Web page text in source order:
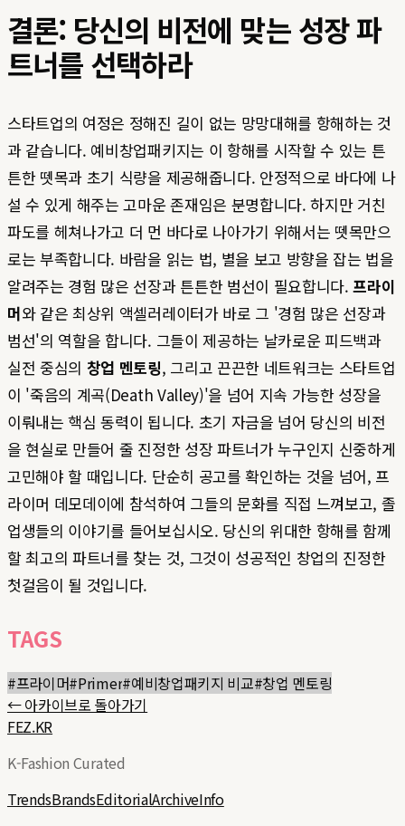
결론: 당신의 비전에 맞는 성장 파
트너를 선택하라
스타트업의 여정은 정해진 길이 없는 망망대해를 항해하는 것
과 같습니다. 예비창업패키지는 이 항해를 시작할 수 있는 튼
튼한 뗏목과 초기 식량을 제공해줍니다. 안정적으로 바다에 나
설 수 있게 해주는 고마운 존재임은 분명합니다. 하지만 거친
파도를 헤쳐나가고 더 먼 바다로 나아가기 위해서는 뗏목만으
로는 부족합니다. 바람을 읽는 법, 별을 보고 방향을 잡는 법을
알려주는 경험 많은 선장과 튼튼한 범선이 필요합니다.프라이
머와 같은 최상위 액셀러레이터가 바로 그 '경험 많은 선장과
범선'의 역할을 합니다. 그들이 제공하는 날카로운 피드백과
실전 중심의 창업 멘토링, 그리고 끈끈한 네트워크는 스타트업
이 '죽음의 계곡(Death Valley)'을 넘어 지속 가능한 성장을
이뤄내는 핵심 동력이 됩니다. 초기 자금을 넘어 당신의 비전
을 현실로 만들어 줄 진정한 성장 파트너가 누구인지 신중하게
고민해야 할 때입니다. 단순히 공고를 확인하는 것을 넘어, 프
라이머 데모데이에 참석하여 그들의 문화를 직접 느껴보고, 졸
업생들의 이야기를 들어보십시오. 당신의 위대한 항해를 함께
할 최고의 파트너를 찾는 것, 그것이 성공적인 창업의 진정한
첫걸음이 될 것입니다.
TAGS
#프라이머#Primer#예비창업패키지 비교#창업 멘토링
← 아카이브로 돌아가기
FEZ.KR
K-Fashion Curated
TrendsBrandsEditorialArchiveInfo